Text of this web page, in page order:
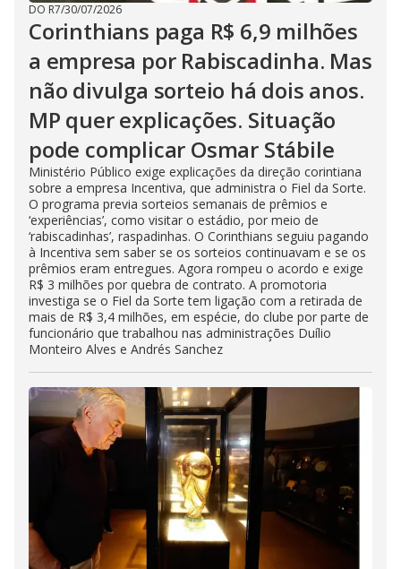
DO R7/30/07/2026
Corinthians paga R$ 6,9 milhões
a empresa por Rabiscadinha. Mas
não divulga sorteio há dois anos.
MP quer explicações. Situação
pode complicar Osmar Stábile
Ministério Público exige explicações da direção corintiana
sobre a empresa Incentiva, que administra o Fiel da Sorte.
O programa previa sorteios semanais de prêmios e
‘experiências’, como visitar o estádio, por meio de
‘rabiscadinhas’, raspadinhas. O Corinthians seguiu pagando
à Incentiva sem saber se os sorteios continuavam e se os
prêmios eram entregues. Agora rompeu o acordo e exige
R$ 3 milhões por quebra de contrato. A promotoria
investiga se o Fiel da Sorte tem ligação com a retirada de
mais de R$ 3,4 milhões, em espécie, do clube por parte de
funcionário que trabalhou nas administrações Duílio
Monteiro Alves e Andrés Sanchez